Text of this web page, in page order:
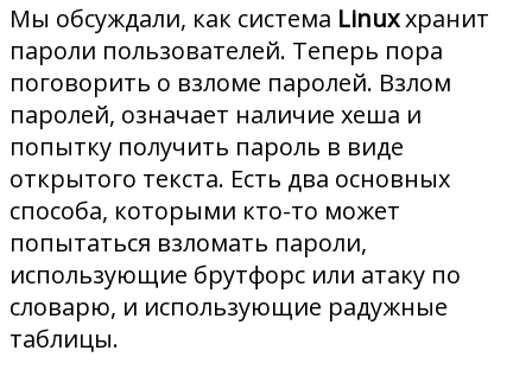
Мы обсуждали, как система Linuxхранит
пароли пользователей. Теперь пора
поговорить о взломе паролей. Взлом
паролей, означает наличие хеша и
попытку получить пароль в виде
открытого текста. Есть два основных
способа, которыми кто-то может
попытаться взломать пароли,
использующие брутфорс или атаку по
словарю, и использующие радужные
таблицы.